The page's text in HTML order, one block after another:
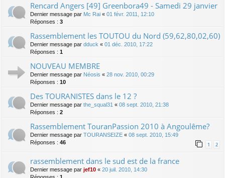
Rencard Angers [49] Greenbora49 - Samedi 29 janvier
Dernier message par Mc Rai « 01 févr. 2011, 12:10
Réponses : 3
Rassemblement les TOUTOU du Nord (59,62,80,02,60)
Dernier message par dduck « 01 déc. 2010, 17:22
Réponses : 1
NOUVEAU MEMBRE
Dernier message par Néosis « 28 nov. 2010, 00:29
Réponses : 10
Des TOURANISTES dans le 12 ?
Dernier message par the_squal31 « 08 sept. 2010, 21:38
Réponses : 2
Rassemblement TouranPassion 2010 à Angoulême?
Dernier message par TOURANSEIZE « 08 sept. 2010, 15:49
Réponses : 46 1 2
rassemblement dans le sud est de la france
Dernier message par jef10 « 20 juil. 2010, 14:30